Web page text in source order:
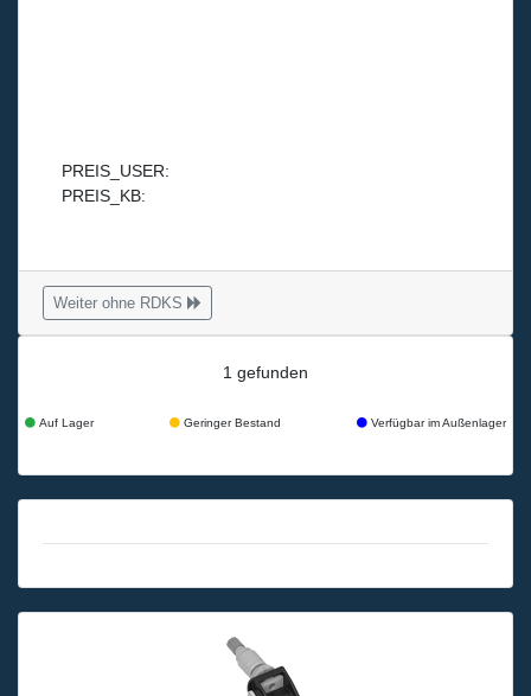
PREIS_USER:
PREIS_KB:
Weiter ohne RDKS
1 gefunden
Auf Lager Geringer Bestand Verfügbar im Außenlager